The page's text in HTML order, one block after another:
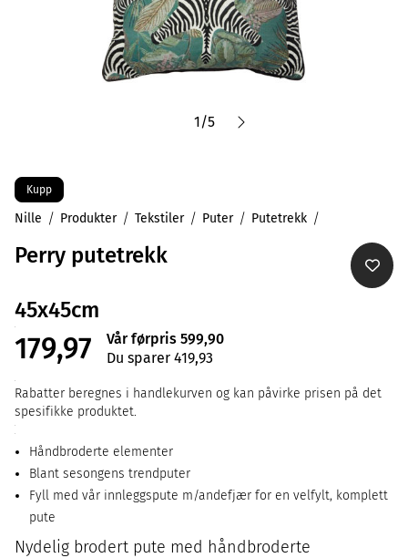
1/5
Kupp
Nille Produkter Tekstiler Puter Putetrekk
Perry putetrekk
45x45cm
179,97
Vår førpris 599,90
Du sparer 419,93
Rabatter beregnes i handlekurven og kan påvirke prisen på det
spesifikke produktet.
Håndbroderte elementer
Blant sesongens trendputer
Fyll med vår innleggspute m/andefjær for en velfylt, komplett
pute
Nydelig brodert pute med håndbroderte